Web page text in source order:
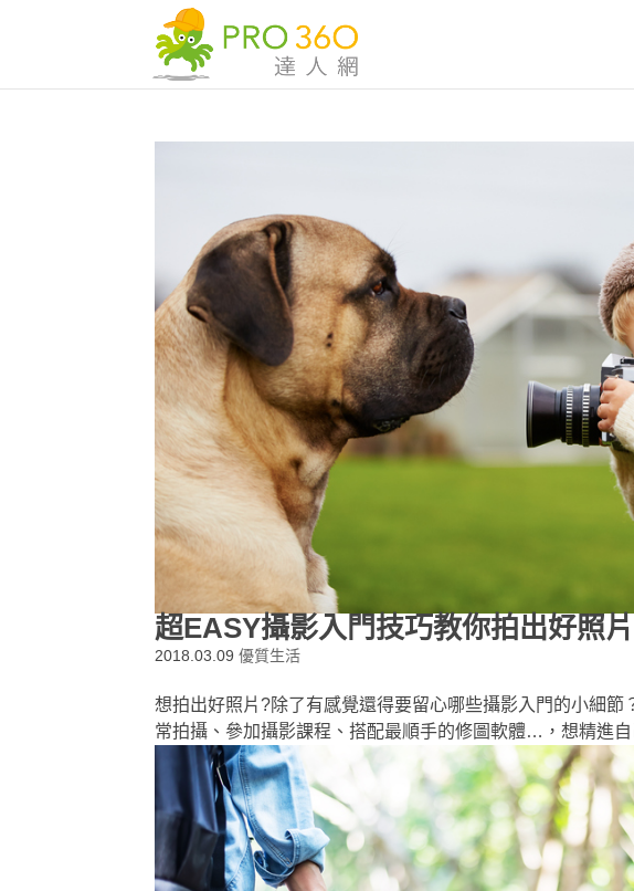
超EASY攝影入門技巧教你拍出好照片
2018.03.09 優質生活
想拍出好照片?除了有感覺還得要留心哪些攝影入門的小細節
常拍攝、參加攝影課程、搭配最順手的修圖軟體…，想精進